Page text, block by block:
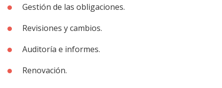
Gestión de las obligaciones.
Revisiones y cambios.
Auditoría e informes.
Renovación.